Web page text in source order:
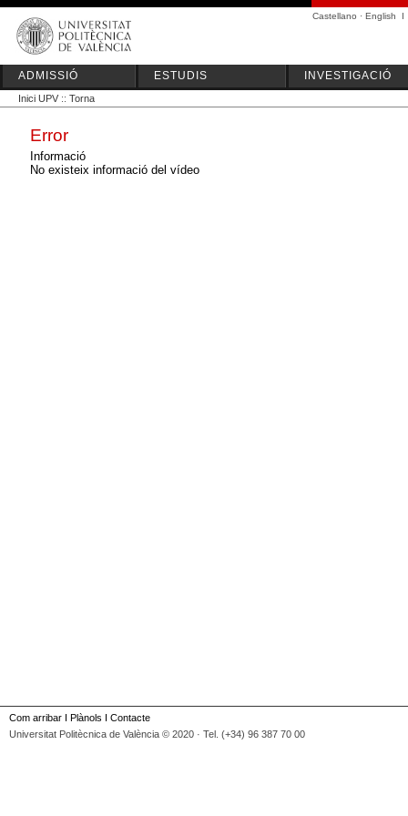
Castellano · English I
ADMISSIÓ ESTUDIS INVESTIGACIÓ
Inici UPV :: Torna
Error
Informació
No existeix informació del vídeo
Com arribar I Plànols I Contacte
Universitat Politècnica de València © 2020 · Tel. (+34) 96 387 70 00